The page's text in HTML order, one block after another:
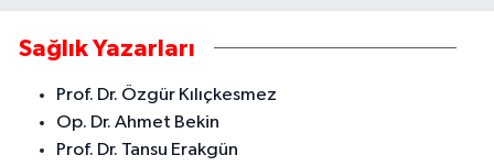
Sağlık Yazarları
Prof. Dr. Özgür Kılıçkesmez
Op. Dr. Ahmet Bekin
Prof. Dr. Tansu Erakgün